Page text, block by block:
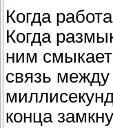
Когда
Когда
ним
связь
конца